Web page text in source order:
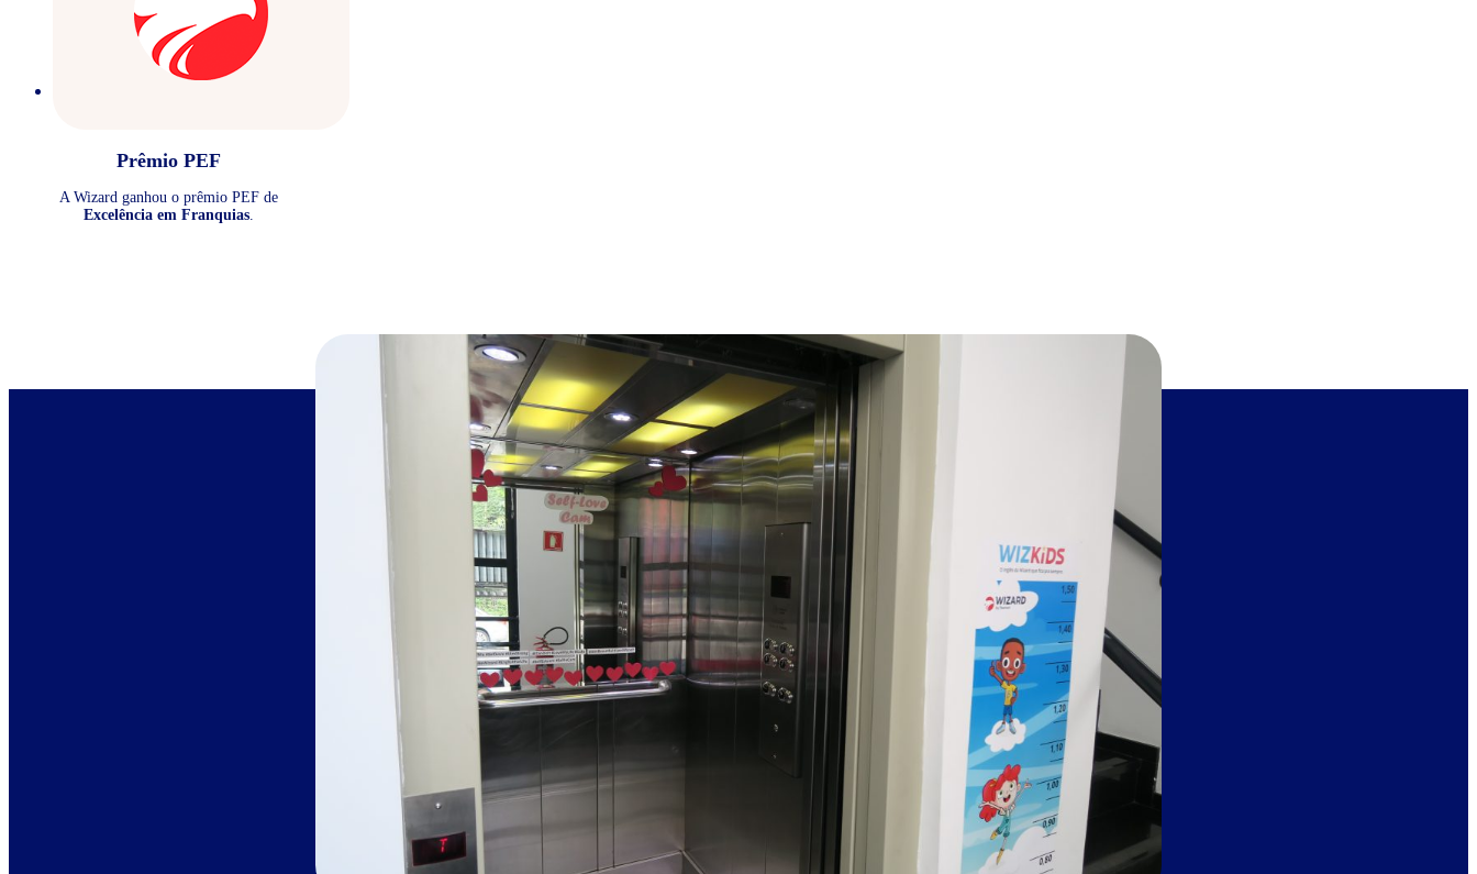
Prêmio PEF
A Wizard ganhou o prêmio PEF de
Excelência em Franquias.